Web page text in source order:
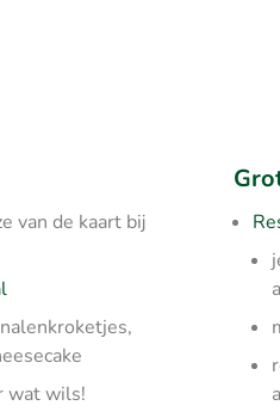
van de kaart bij
wat wils!